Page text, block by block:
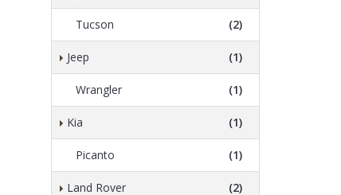
Tucson (2)
Jeep (1)
Wrangler (1)
Kia (1)
Picanto (1)
Land Rover (2)